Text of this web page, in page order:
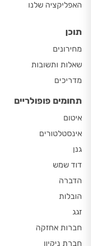
האפליקציה שלנו
תוכן
מחירונים
שאלות ותשובות
מדריכים
תחומים פופולריים
איטום
אינסטלטורים
גנן
דוד שמש
הדברה
הובלות
זגג
חברות אחזקה
חברת ניקיון